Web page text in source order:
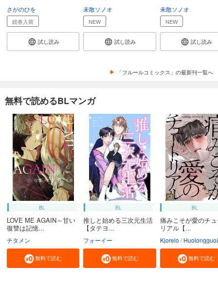
さがのひを
続巻入荷
試し読み
未散ソノオ
NEW
試し読み
未散ソノオ
NEW
試し読み
「フルールコミックス」の最新刊一覧へ
無料で読めるBLマンガ
BL
LOVE ME AGAIN～甘い
復讐は記憶...
チタメン
無料で読む
BL
推しと始める三次元生活
【タテヨ...
フォーイー
無料で読む
BL
痛みこそが愛のチ
リアル【...
Kjorelo
無料で読む